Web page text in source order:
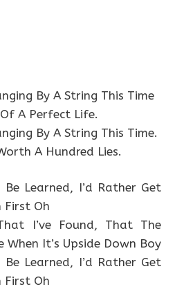
By A String This Time
A Perfect Life.
By A String This Time.
A Hundred Lies.
Be Learned, I’d Rather Get
First Oh
I’ve Found, That The
It’s Upside Down Boy
Be Learned, I’d Rather Get
First Oh